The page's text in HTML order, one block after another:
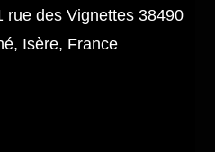
rue des Vignettes 38490
Isère, France